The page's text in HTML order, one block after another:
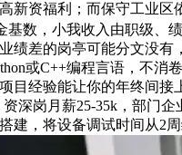
新资福利；而保守工业
数，小我收入由职级、
绩差的岗亭可能分文没
或C++编程言语，不
目经验能让你的年终间
深岗月薪25-35k，部门
建，将设备调试时间从2